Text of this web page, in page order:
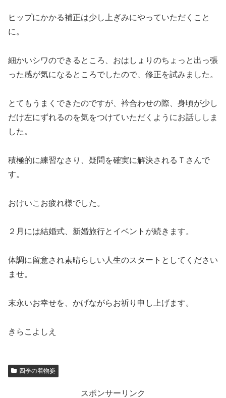
ヒップにかかる補正は少し上ぎみにやっていただくこと
に。
細かいシワのできるところ、おはしょりのちょっと出っ張
った感が気になるところでしたので、修正を試みました。
とてもうまくできたのですが、衿合わせの際、身頃が少し
だけ左にずれるのを気をつけていただくようにお話ししま
した。
積極的に練習なさり、疑問を確実に解決されるＴさんで
す。
おけいこお疲れ様でした。
２月には結婚式、新婚旅行とイベントが続きます。
体調に留意され素晴らしい人生のスタートとしてください
ませ。
末永いお幸せを、かげながらお祈り申し上げます。
きらこよしえ
四季の着物姿
スポンサーリンク